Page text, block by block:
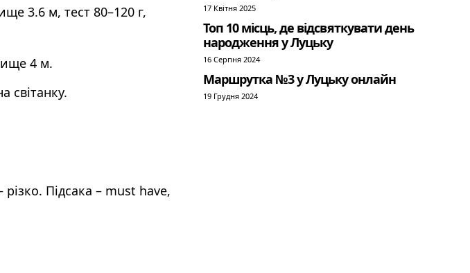
3.6 м, тест 80–120 г,
4 м.
світанку.
Підсака – must have,
17 Квітня 2025
Топ 10 місць, де відсвяткувати день
народження у Луцьку
16 Серпня 2024
Маршрутка №3 у Луцьку онлайн
19 Грудня 2024